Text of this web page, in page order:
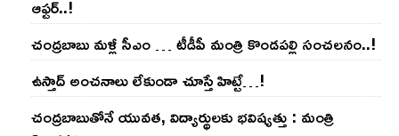
ఆఫ్ట‌ర్‌..!
చంద్ర‌బాబు మ‌ళ్లీ సీఎం … టీడీపీ మంత్రి కొండ‌ప‌ల్లి సంచ‌ల‌నం..!
ఉస్తాద్ అంచ‌నాలు లేకుండా చూస్తే హిట్టే…!
చంద్ర‌బాబుతోనే యువ‌త‌, విద్యార్థుల‌కు భ‌విష్య‌త్తు : మంత్రి